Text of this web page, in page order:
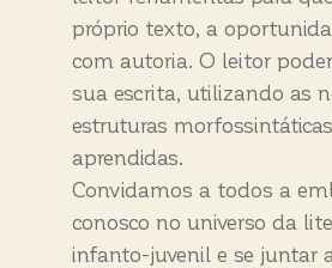
próprio texto, a
com autoria. O leitor
sua escrita, utilizando as
estruturas
aprendidas.
Convidamos a todos a
conosco no universo da
infanto-juvenil e se juntar